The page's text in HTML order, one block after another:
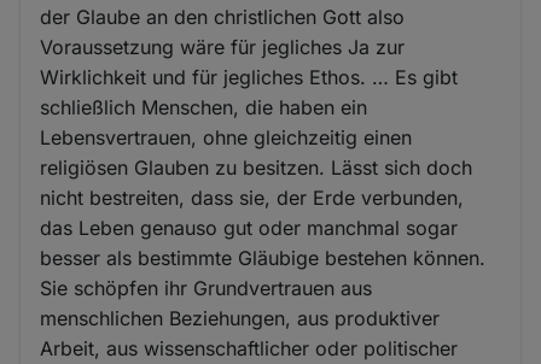
der Glaube an den christlichen Gott also
Voraussetzung wäre für jegliches Ja zur
Wirklichkeit und für jegliches Ethos. … Es gibt
schließlich Menschen, die haben ein
Lebensvertrauen, ohne gleichzeitig einen
religiösen Glauben zu besitzen. Lässt sich doch
nicht bestreiten, dass sie, der Erde verbunden,
das Leben genauso gut oder manchmal sogar
besser als bestimmte Gläubige bestehen können.
Sie schöpfen ihr Grundvertrauen aus
menschlichen Beziehungen, aus produktiver
Arbeit, aus wissenschaftlicher oder politischer